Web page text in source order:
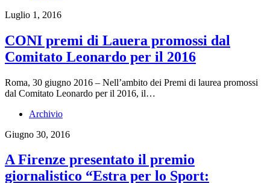
Luglio 1, 2016
CONI premi di Lauera promossi dal
Comitato Leonardo per il 2016
Roma, 30 giugno 2016 – Nell’ambito dei Premi di laurea promossi
dal Comitato Leonardo per il 2016, il…
Archivio
Giugno 30, 2016
A Firenze presentato il premio
giornalistico “Estra per lo Sport: